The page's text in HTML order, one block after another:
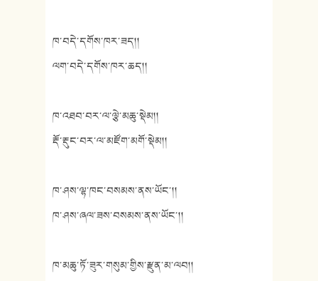
ཁ་བདེ་དགོས་ཁར་ཟད།།
ལག་བདེ་དགོས་ཁར་ཆད།།
ཁ་འཐབ་བར་ལ་ལྕེ་མཆུ་སྡེམ།།
རྡོ་རྡུང་བར་ལ་མཛོག་མགོ་སྡེམ།།
ཁ་ཤས་ལྷ་ཁང་བསམས་ནས་ཡོང་།།
ཁ་ཤས་ཞལ་ཟས་བསམས་ནས་ཡོང་།།
ཁ་མཆུ་ཏོ་ཟུར་གསུམ་གྱིས་རྫུན་མ་ལབ།།